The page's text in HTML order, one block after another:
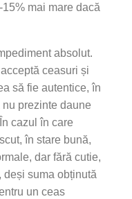
mai mare dacă
absolut.
ceasuri și
să fie autentice, în
prezinte daune
cazul în care
în stare bună,
dar fără cutie,
deși suma obținută
un ceas